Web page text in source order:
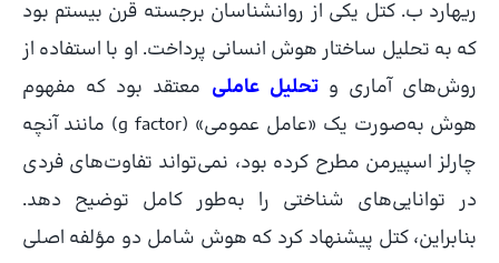
ریهارد ب. کتل یکی از روانشناسان برجسته قرن بیستم بود
که به تحلیل ساختار هوش انسانی پرداخت. او با استفاده از
روش‌های آماری وتحلیل عاملی معتقد بود که مفهوم
هوش به‌صورت یک «عامل عمومی» (g factor) مانند آنچه
چارلز اسپیرمن مطرح کرده بود، نمی‌تواند تفاوت‌های فردی
در توانایی‌های شناختی را به‌طور کامل توضیح دهد.
بنابراین، کتل پیشنهاد کرد که هوش شامل دو مؤلفه اصلی